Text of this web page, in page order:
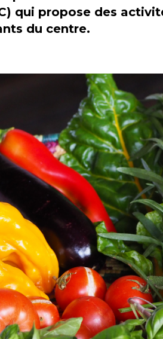
qui propose des
du centre.